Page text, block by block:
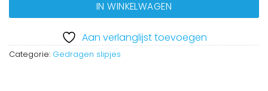
IN WINKELWAGEN
Aan verlanglijst toevoegen
Categorie: Gedragen slipjes